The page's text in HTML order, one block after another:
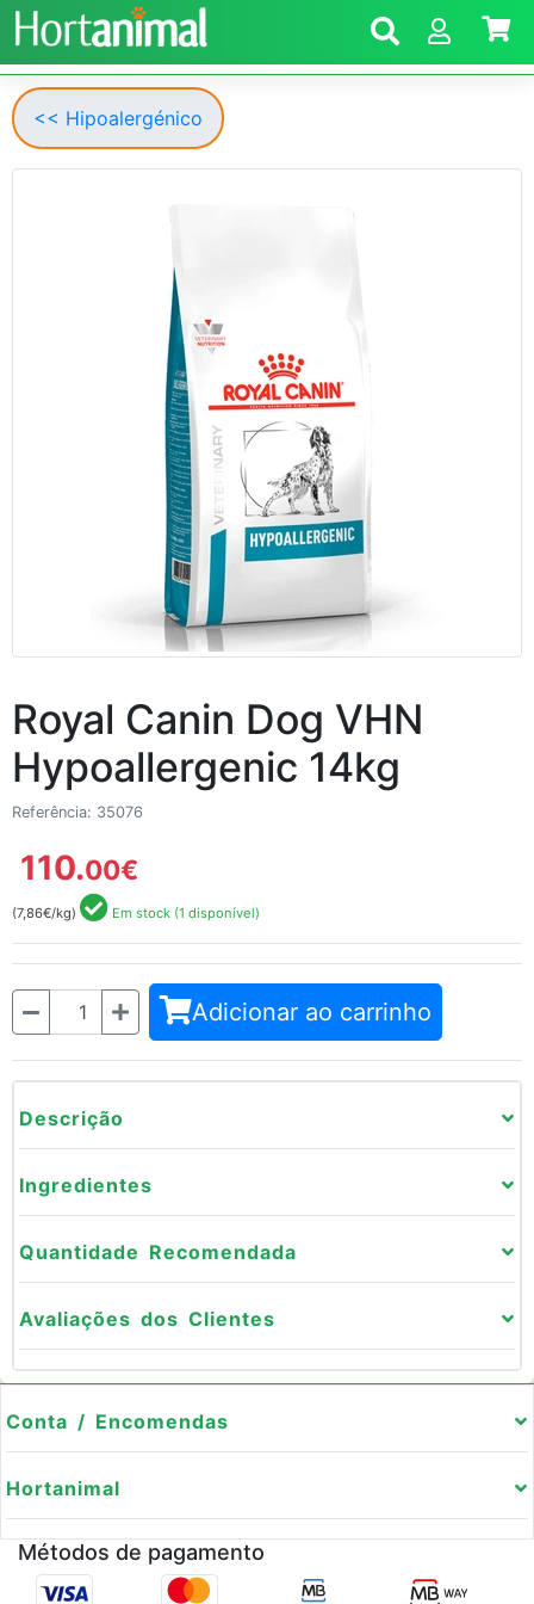
<< Hipoalergénico
Royal Canin Dog VHN
Hypoallergenic 14kg
Referência: 35076
110.00€
(7,86€/kg) Em stock (1 disponível)
Quantidade Adicionar ao carrinho
Descrição
Ingredientes
Quantidade Recomendada
Avaliações dos Clientes
Conta / Encomendas
Hortanimal
Métodos de pagamento